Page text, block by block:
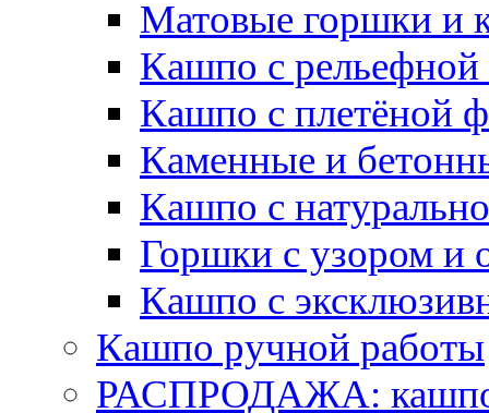
Матовые горшки и
Кашпо с рельефной
Кашпо с плетёной
Каменные и
Кашпо с
Горшки с узором и
Кашпо с
Кашпо ручной работы
РАСПРОДАЖА: кашпо